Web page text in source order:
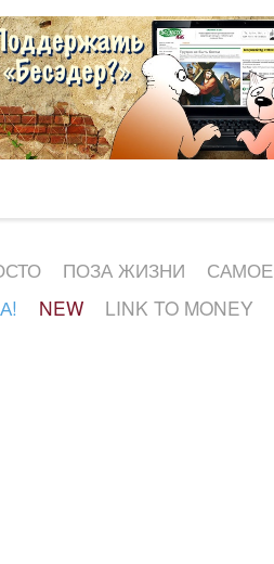
ПОЗА ЖИЗНИ
САМОЕ
NEW LINK TO MONEY